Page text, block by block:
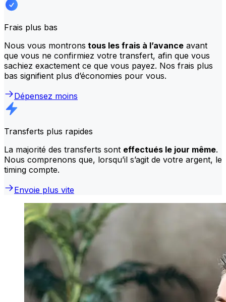
Frais plus bas
Nous vous montrons tous les frais à l’avance avant
que vous ne confirmiez votre transfert, afin que vous
sachiez exactement ce que vous payez. Nos frais plus
bas signifient plus d’économies pour vous.
Dépensez moins
Transferts plus rapides
La majorité des transferts sont effectués le jour même.
Nous comprenons que, lorsqu’il s’agit de votre argent, le
timing compte.
Envoie plus vite